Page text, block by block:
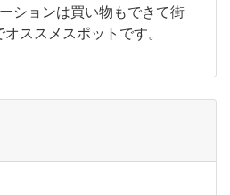
ションは買い物もできて街
ススメスポットです。